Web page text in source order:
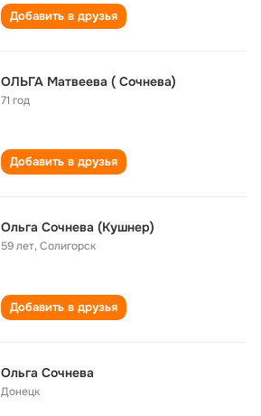
Добавить в друзья
ОЛЬГА Матвеева ( Сочнева)
71 год
Добавить в друзья
Ольга Сочнева (Кушнер)
59 лет,Солигорск
Добавить в друзья
Ольга Сочнева
Донецк